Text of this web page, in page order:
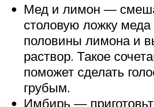
Мед и лимон —
столовую ложку меда
половины лимона и
раствор. Такое
поможет сделать
грубым.
Имбирь —